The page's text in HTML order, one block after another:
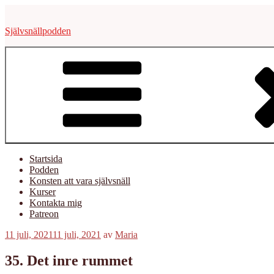
innehåll
Självsnällpodden
Startsida
Podden
Konsten att vara självsnäll
Kurser
Kontakta mig
Patreon
Publicerat
11 juli, 202111 juli, 2021 av Maria
35. Det inre rummet